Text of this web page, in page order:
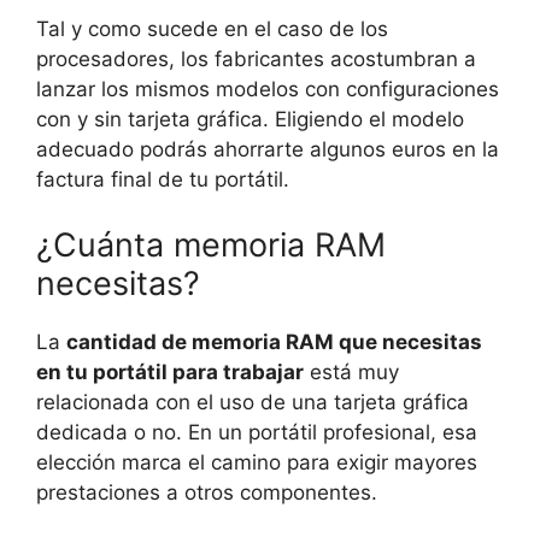
Tal y como sucede en el caso de los
procesadores, los fabricantes acostumbran a
lanzar los mismos modelos con configuraciones
con y sin tarjeta gráfica. Eligiendo el modelo
adecuado podrás ahorrarte algunos euros en la
factura final de tu portátil.
¿Cuánta memoria RAM
necesitas?
La cantidad de memoria RAM que necesitas
en tu portátil para trabajar está muy
relacionada con el uso de una tarjeta gráfica
dedicada o no. En un portátil profesional, esa
elección marca el camino para exigir mayores
prestaciones a otros componentes.